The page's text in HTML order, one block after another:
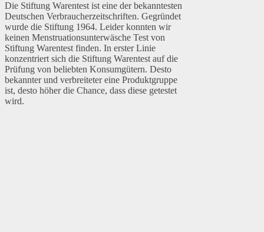
Die Stiftung Warentest ist eine der bekanntesten
Deutschen Verbraucherzeitschriften. Gegründet
wurde die Stiftung 1964. Leider konnten wir
keinen Menstruationsunterwäsche Test von
Stiftung Warentest finden. In erster Linie
konzentriert sich die Stiftung Warentest auf die
Prüfung von beliebten Konsumgütern. Desto
bekannter und verbreiteter eine Produktgruppe
ist, desto höher die Chance, dass diese getestet
wird.